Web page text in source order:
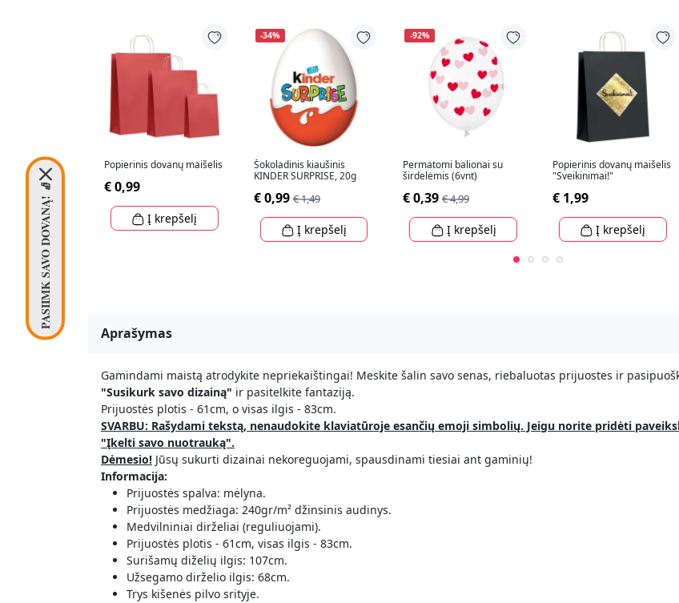
Popierinis dovanų maišelis
€ 0,99
Į krepšelį
-34%
Šokoladinis kiaušinis
KINDER SURPRISE, 20g
€ 0,99 € 1,49
Į krepšelį
-92%
Permatomi balionai su
širdelėmis (6vnt)
€ 0,39 € 4,99
Į krepšelį
Popierinis dovanų maišelis
"Sveikinimai!"
€ 1,99
Į krepšelį
Aprašymas
Gamindami maistą atrodykite nepriekaištingai! Meskite šalin savo senas, riebaluotas prijuostes ir
"Susikurk savo dizainą" ir pasitelkite fantaziją.
Prijuostės plotis - 61cm, o visas ilgis - 83cm.
SVARBU: Rašydami tekstą, nenaudokite klaviatūroje esančių emoji simbolių. Jeigu norite pridėti
"Įkelti savo nuotrauką".
Dėmesio! Jūsų sukurti dizainai nekoreguojami, spausdinami tiesiai ant gaminių!
Informacija:
Prijuostės spalva: mėlyna.
Prijuostės medžiaga: 240gr/m² džinsinis audinys.
Medvilniniai dirželiai (reguliuojami).
Prijuostės plotis - 61cm, visas ilgis - 83cm.
Surišamų diželių ilgis: 107cm.
Užsegamo dirželio ilgis: 68cm.
Trys kišenės pilvo srityje.
PASIIMK SAVO DOVANĄ! 🧦